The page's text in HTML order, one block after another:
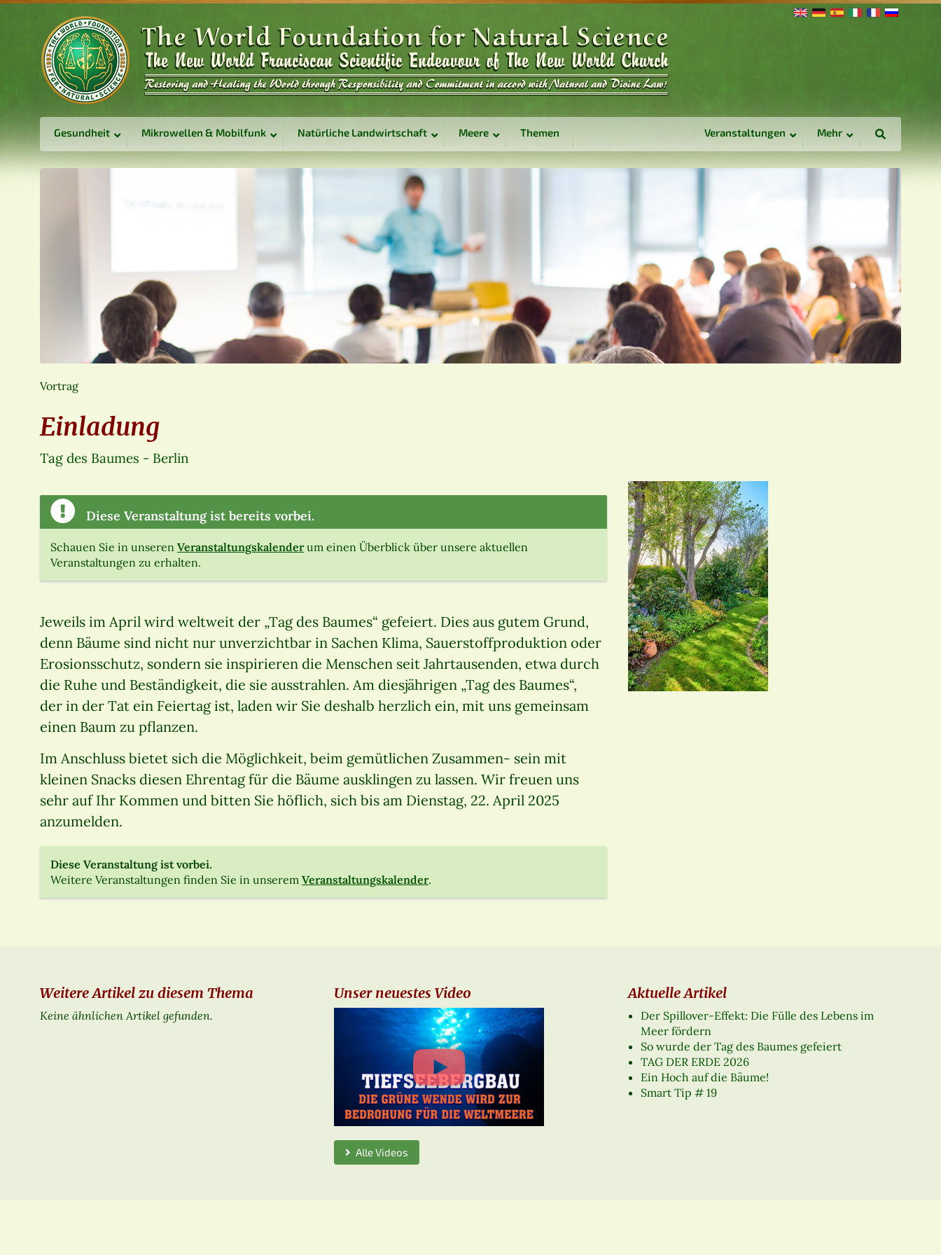
Gesundheit Mikrowellen & Mobilfunk Natürliche Landwirtschaft Meere Themen Veranstaltungen Mehr
Vortrag
Einladung
Tag des Baumes - Berlin
Diese Veranstaltung ist bereits vorbei.
Schauen Sie in unseren Veranstaltungskalenderum einen Überblick über unsere aktuellen
Veranstaltungen zu erhalten.
Jeweils im April wird weltweit der „Tag des Baumes“ gefeiert. Dies aus gutem Grund,
denn Bäume sind nicht nur unverzichtbar in Sachen Klima, Sauerstoffproduktion oder
Erosionsschutz, sondern sie inspirieren die Menschen seit Jahrtausenden, etwa durch
die Ruhe und Beständigkeit, die sie ausstrahlen. Am diesjährigen „Tag des Baumes“,
der in der Tat ein Feiertag ist, laden wir Sie deshalb herzlich ein, mit uns gemeinsam
einen Baum zu pflanzen.
Im Anschluss bietet sich die Möglichkeit, beim gemütlichen Zusammen- sein mit
kleinen Snacks diesen Ehrentag für die Bäume ausklingen zu lassen. Wir freuen uns
sehr auf Ihr Kommen und bitten Sie höflich, sich bis am Dienstag, 22. April 2025
anzumelden.
Diese Veranstaltung ist vorbei.
Weitere Veranstaltungen finden Sie in unserem Veranstaltungskalender.
Weitere Artikel zu diesem Thema
Keine ähnlichen Artikel gefunden.
Unser neuestes Video
Alle Videos
Aktuelle Artikel
Der Spillover-Effekt: Die Fülle des Lebens im
Meer fördern
So wurde der Tag des Baumes gefeiert
TAG DER ERDE 2026
Ein Hoch auf die Bäume!
Smart Tip # 19